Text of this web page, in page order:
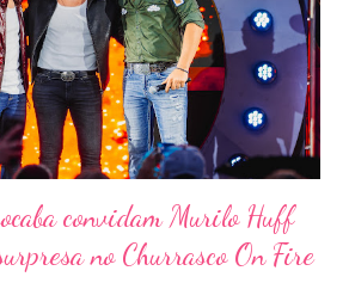
de Leme) no ano passado. O
mais uma vez seu compromisso
ser trocados por 1 kg de alimento
convidam Murilo Huff
no Churrasco On Fire